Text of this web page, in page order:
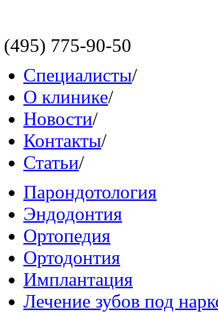
(495) 775-90-50
Специалисты/
О клинике/
Новости/
Контакты/
Статьи/
Парондотология
Эндодонтия
Ортопедия
Ортодонтия
Имплантация
Лечение зубов под